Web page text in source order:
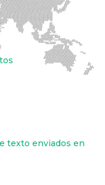
texto enviados en